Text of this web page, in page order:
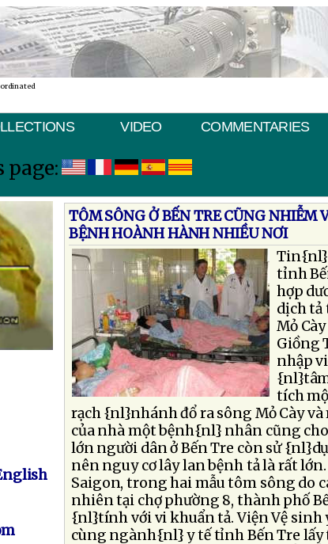
VIDEO COMMENTARIES
TÔM SÔNG Ở BẾN TRE CŨNG NHIỄM
BỆNH HOÀNH HÀNH NHIỀU NƠI
Tin{nl}
tỉnh
hợp
dịch tả
Mỏ
Giồng
nhập
tích
rạch {nl}nhánh đổ ra sông Mỏ Cày và
của nhà một bệnh{nl} nhân cũng
lớn người dân ở Bến Tre còn sử
nên nguy cơ lây lan bệnh tả là rất
Saigon, trong hai mẫu tôm sông do
nhiên tại chợ phường 8, thành phố
{nl}tính với vi khuẩn tả. Viện Vệ sinh
cùng ngành{nl} y tế tỉnh Bến Tre lấy